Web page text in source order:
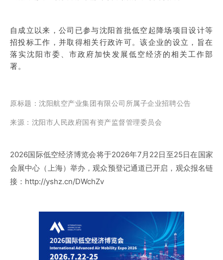
自成立以来，公司已参与沈阳首批低空起降场项目设计等
招投标工作，并取得相关行政许可。该企业的设立，旨在
落实沈阳市委、市政府加快发展低空经济的相关工作部
署。
原标题 ：沈阳航空产业集团有限公司所属子企业招聘公告
来源：沈阳市人民政府国有资产监督管理委员会
2026国际低空经济博览会将于2026年7月22日至25日在国家
会展中心（上海）举办，观众预登记通道已开启，观众报名链
接：http://yshz.cn/DWchZv